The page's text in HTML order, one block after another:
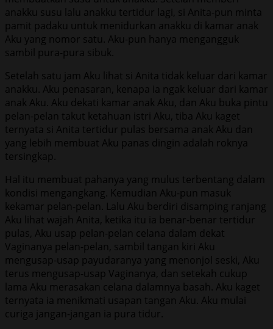
anakku susu lalu anakku tertidur lagi, si Anita-pun minta
pamit padaku untuk menidurkan anakku di kamar anak
Aku yang nomor satu. Aku-pun hanya mengangguk
sambil pura-pura sibuk.
Setelah satu jam Aku lihat si Anita tidak keluar dari kamar
anakku. Aku penasaran, kenapa ia ngak keluar dari kamar
anak Aku. Aku dekati kamar anak Aku, dan Aku buka pintu
pelan-pelan takut ketahuan istri Aku, tiba Aku kaget
ternyata si Anita tertidur pulas bersama anak Aku dan
yang lebih membuat Aku panas dingin adalah roknya
tersingkap.
Hal itu membuat pahanya yang mulus terbentang dalam
kondisi mengangkang. Kemudian Aku-pun masuk
kekamar pelan-pelan. Lalu Aku berdiri disamping ranjang
Aku lihat wajah Anita, ketika itu ia benar-benar tertidur
pulas, Aku usap pelan-pelan celana dalam dekat
Vaginanya pelan-pelan, sambil tangan kiri Aku
mengusap-usap payudaranya yang menonjol seski, Aku
terus mengusap-usap Vaginanya, dan setekah cukup
lama Aku merasakan celana dalamnya basah. Aku kaget
ternyata ia menikmati usapan tangan Aku. Aku mulai
curiga jangan-jangan ia pura tidur.